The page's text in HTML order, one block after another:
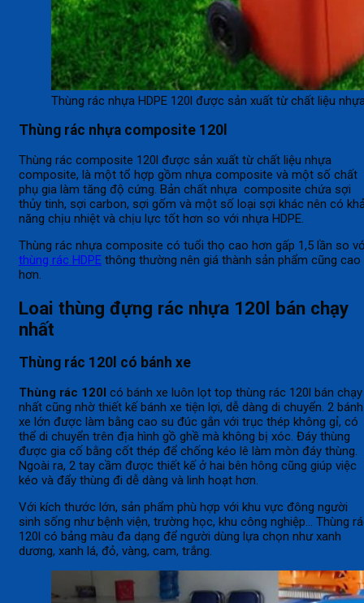
Thùng rác nhựa HDPE 120l được sản xuất từ chất liệu
Thùng rác nhựa composite 120l
Thùng rác composite 120l được sản xuất từ chất liệu nhựa
composite, là một tổ hợp gồm nhựa composite và một số chất
phụ gia làm tăng độ cứng. Bản chất nhựa composite chứa sợi
thủy tinh, sợi carbon, sợi gốm và một số loại sợi khác nên có
năng chịu nhiệt và chịu lực tốt hơn so với nhựa HDPE.
Thùng rác nhựa composite có tuổi thọ cao hơn gấp 1,5 lần so
thùng rác HDPE thông thường nên giá thành sản phẩm cũng cao
hơn.
Loai thùng đựng rác nhựa 120l bán chạy
nhất
Thùng rác 120l có bánh xe
Thùng rác 120l có bánh xe luôn lọt top thùng rác 120l bán chạy
nhất cũng nhờ thiết kế bánh xe tiện lợi, dễ dàng di chuyển. 2 bánh
xe lớn được làm bằng cao su đúc gắn với trục thép không gỉ, có
thể di chuyển trên địa hình gồ ghề mà không bị xóc. Đáy thùng
được gia cố bằng cốt thép để chống kéo lê làm mòn đáy thùng.
Ngoài ra, 2 tay cầm được thiết kế ở hai bên hông cũng giúp việc
kéo và đẩy thùng đi dễ dàng và linh hoạt hơn.
Với kích thước lớn, sản phẩm phù hợp với khu vực đông người
sinh sống như bệnh viện, trường học, khu công nghiệp… Thùng
120l có bảng màu đa dạng để người dùng lựa chọn như xanh
dương, xanh lá, đỏ, vàng, cam, trắng.